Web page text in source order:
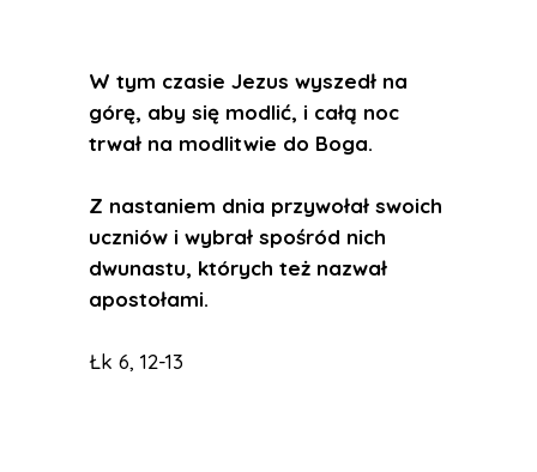
W tym czasie Jezus wyszedł na
górę, aby się modlić, i całą noc
trwał na modlitwie do Boga.
Z nastaniem dnia przywołał swoich
uczniów i wybrał spośród nich
dwunastu, których też nazwał
apostołami.
Łk 6, 12-13